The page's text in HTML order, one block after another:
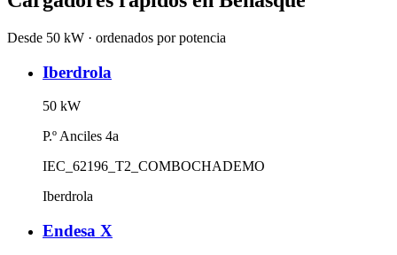
Desde 50 kW · ordenados por potencia
Iberdrola
50 kW
P.º Anciles 4a
IEC_62196_T2_COMBOCHADEMO
Iberdrola
Endesa X